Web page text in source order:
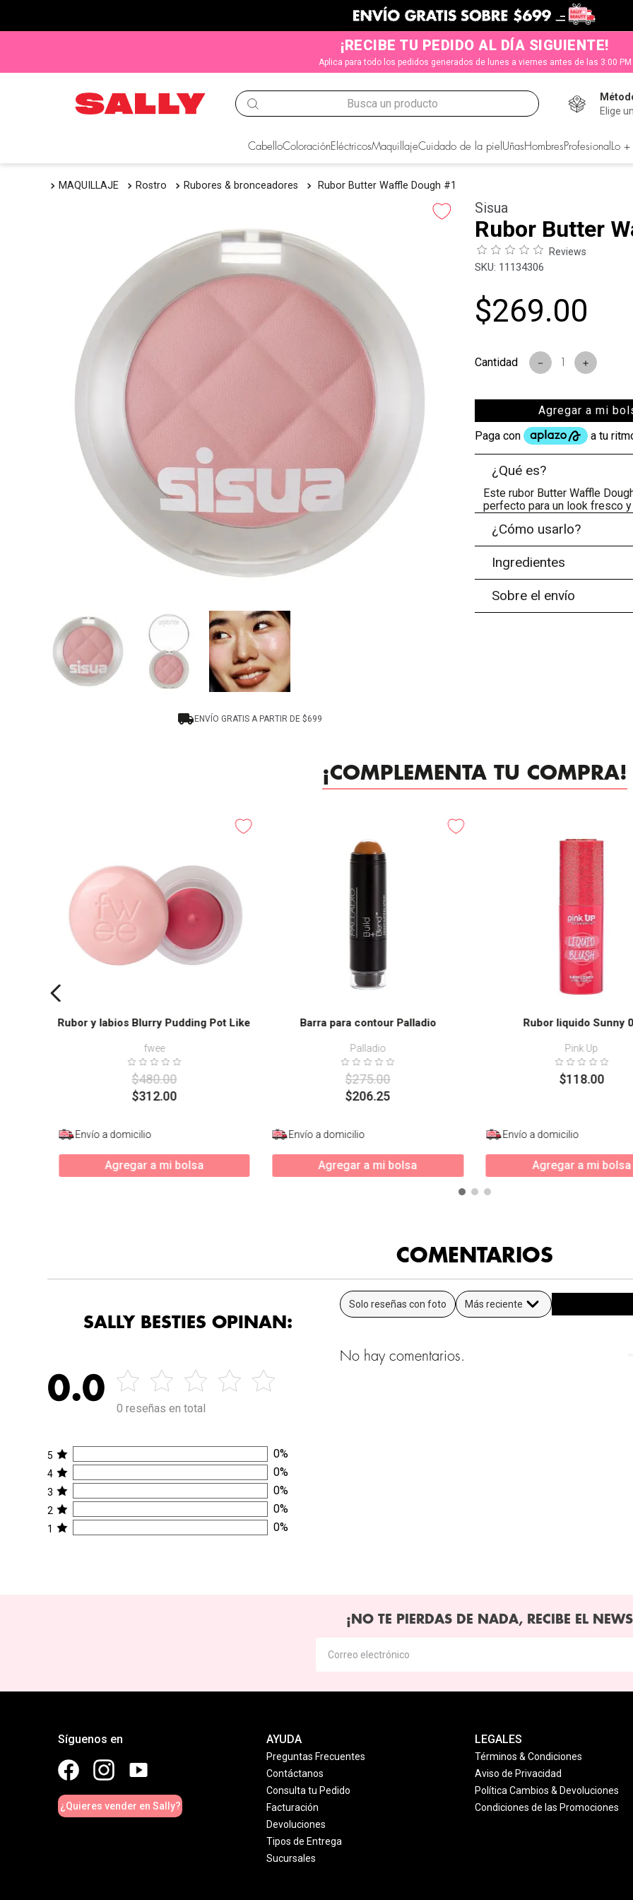
¡RECIBE TU PEDIDO AL DÍA SIGUIENTE!
Aplica para todo los pedidos generados de lunes a viernes antes de las 3:00 PM
Busca un producto
Elige
CabelloColoraciónEléctricosMaquillajeCuidado de la piel Uñas Hombres Profesional Lo
MAQUILLAJE Rostro Rubores & bronceadores Rubor Butter Waffle Dough #1
ENVÍO GRATIS A PARTIR DE $699
Sisua
Rubor Butter
Reviews
: 11134306
$269.00
＋
－
Agregar a mi
¿Qué es?
Este rubor Butter Waffle
perfecto para un look fresco
¿Cómo usarlo?
Ingredientes
Sobre el envío
¡COMPLEMENTA TU COMPRA!
Rubor y labios Blurry Pudding Pot Like
fwee
$480.00
$312.00
Envío a domicilio
Agregar a mi bolsa
Barra para contour Palladio
Palladio
$275.00
$206.25
Envío a domicilio
Agregar a mi bolsa
Rubor liquido Sunny
Pink Up
$118.00
Envío a domicilio
Agregar a mi bolsa
COMENTARIOS
SALLY BESTIES OPINAN:
0.0
0 reseñas en total
5 0%
4 0%
3 0%
2 0%
1 0%
Solo reseñas con foto Más reciente
No hay comentarios.
¡NO TE PIERDAS DE NADA, RECIBE EL
Síguenos en
¿Quieres vender en Sally?
AYUDA
Preguntas Frecuentes
Contáctanos
Consulta tu Pedido
Facturación
Devoluciones
Tipos de Entrega
Sucursales
LEGALES
Términos & Condiciones
Aviso de Privacidad
Política Cambios & Devoluciones
Condiciones de las Promociones
TÉRMINOS MÁS BUSCADOS
2. igora
4. ion
olaplex
tocobo
protectores termicos
naked hair